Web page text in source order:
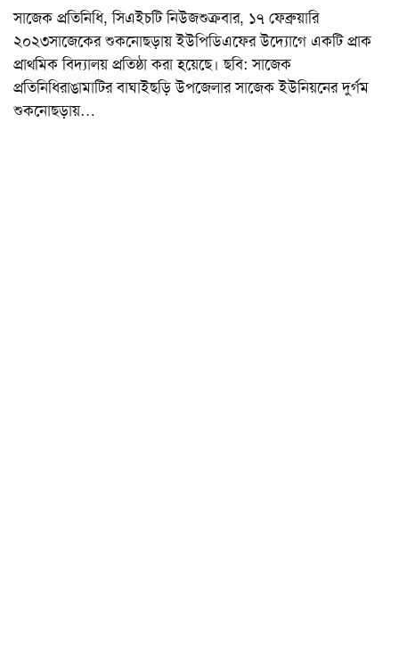
সাজেক প্রতিনিধি, সিএইচটি নিউজশুক্রবার, ১৭ ফেব্রুয়ারি
২০২৩সাজেকের শুকনোছড়ায় ইউপিডিএফের উদ্যোগে একটি প্রাক
প্রাথমিক বিদ্যালয় প্রতিষ্ঠা করা হয়েছে। ছবি: সাজেক
প্রতিনিধিরাঙামাটির বাঘাইছড়ি উপজেলার সাজেক ইউনিয়নের দুর্গম
শুকনোছড়ায়…